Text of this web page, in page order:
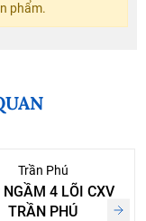
phẩm.
Trần Phú
NGẦM 4 LÕI CXV
TRẦN PHÚ